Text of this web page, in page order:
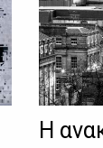
Η